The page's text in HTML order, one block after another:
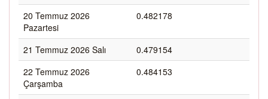
20 Temmuz 2026
Pazartesi
0.482178
21 Temmuz 2026 Salı
0.479154
22 Temmuz 2026
Çarşamba
0.484153